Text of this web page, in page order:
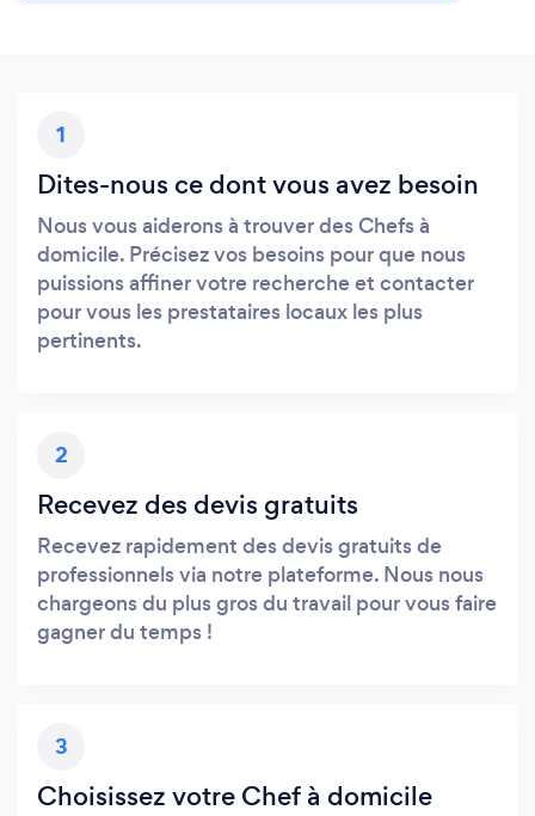
1
Dites-nous ce dont vous avez besoin
Nous vous aiderons à trouver des Chefs à
domicile. Précisez vos besoins pour que nous
puissions affiner votre recherche et contacter
pour vous les prestataires locaux les plus
pertinents.
2
Recevez des devis gratuits
Recevez rapidement des devis gratuits de
professionnels via notre plateforme. Nous nous
chargeons du plus gros du travail pour vous faire
gagner du temps !
3
Choisissez votre Chef à domicile